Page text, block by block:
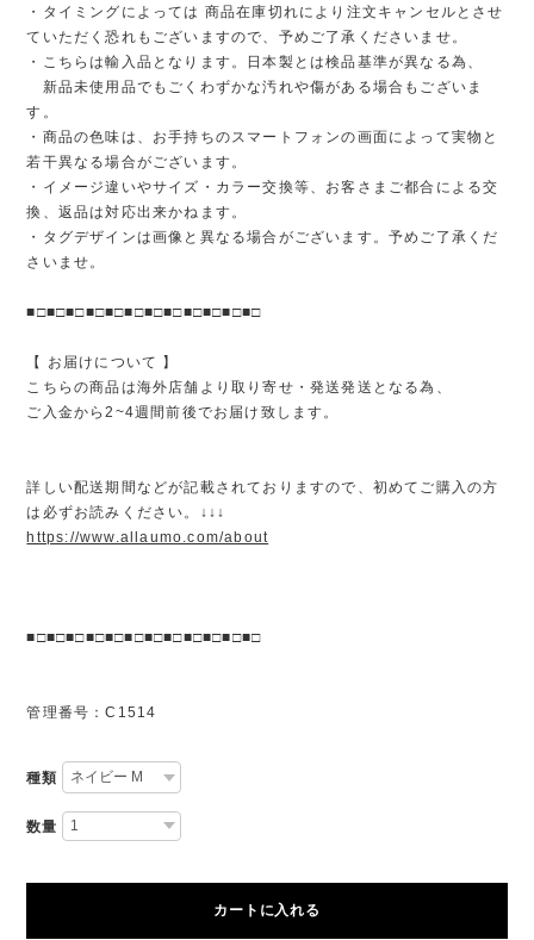
・タイミングによっては 商品在庫切れにより注文キャンセルとさせ
ていただく恐れもございますので、予めご了承くださいませ。
・こちらは輸入品となります。日本製とは検品基準が異なる為、
新品未使用品でもごくわずかな汚れや傷がある場合もございま
す。
・商品の色味は、お手持ちのスマートフォンの画面によって実物と
若干異なる場合がございます。
・イメージ違いやサイズ・カラー交換等、お客さまご都合による交
換、返品は対応出来かねます。
・タグデザインは画像と異なる場合がございます。予めご了承くだ
さいませ。
■□■□■□■□■□■□■□■□■□■□■□■□
【 お届けについて 】
こちらの商品は海外店舗より取り寄せ・発送発送となる為、
ご入金から2~4週間前後でお届け致します。
詳しい配送期間などが記載されておりますので、初めてご購入の方
は必ずお読みください。↓↓↓
https://www.allaumo.com/about
■□■□■□■□■□■□■□■□■□■□■□■□
管理番号：C1514
種類
数量
カートに入れる